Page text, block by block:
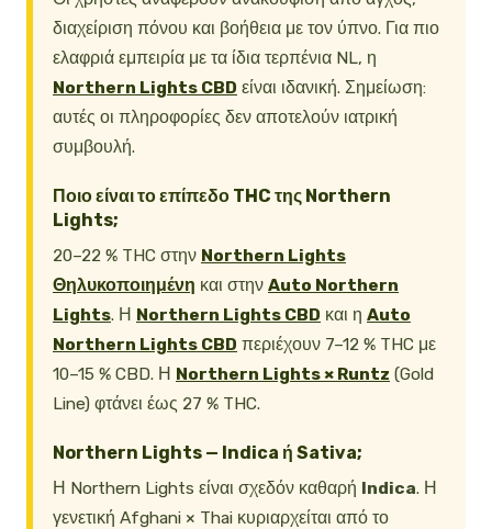
διαχείριση πόνου και βοήθεια με τον ύπνο. Για πιο
ελαφριά εμπειρία με τα ίδια τερπένια NL, η
Northern Lights CBD είναι ιδανική. Σημείωση:
αυτές οι πληροφορίες δεν αποτελούν ιατρική
συμβουλή.
Ποιο είναι το επίπεδο THC της Northern
Lights;
20–22 % THC στην Northern Lights
Θηλυκοποιημένη και στην Auto Northern
Lights. Η Northern Lights CBD και η Auto
Northern Lights CBD περιέχουν 7–12 % THC με
10–15 % CBD. Η Northern Lights × Runtz (Gold
Line) φτάνει έως 27 % THC.
Northern Lights — Indica ή Sativa;
Η Northern Lights είναι σχεδόν καθαρή Indica. Η
γενετική Afghani × Thai κυριαρχείται από το